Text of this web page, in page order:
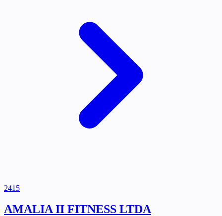
2415
AMALIA II FITNESS LTDA